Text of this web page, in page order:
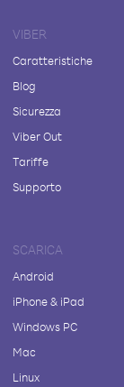
VIBER
Caratteristiche
Blog
Sicurezza
Viber Out
Tariffe
Supporto
SCARICA
Android
iPhone & iPad
Windows PC
Mac
Linux